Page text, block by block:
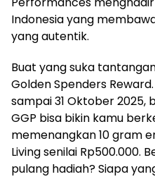
Indonesia yang
yang autentik.
Buat yang suka
Golden Spenders
sampai 31 Oktober
GGP bisa bikin kamu
memenangkan 10 gram
Living senilai Rp500.000.
pulang hadiah? Siapa